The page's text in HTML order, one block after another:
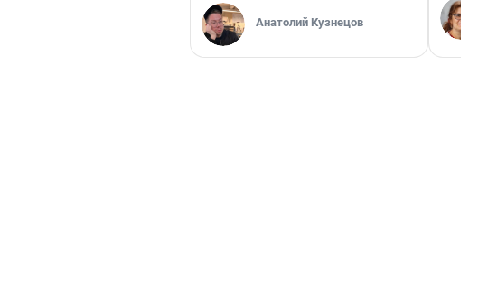
Анатолий Кузнецов